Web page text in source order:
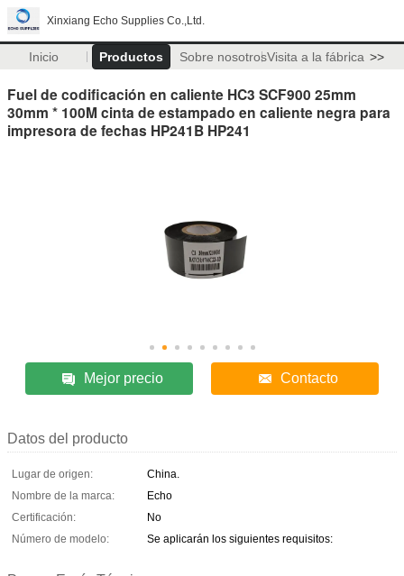
Xinxiang Echo Supplies Co.,Ltd.
Inicio Productos Sobre nosotrosVisita a la fábrica >>
Fuel de codificación en caliente HC3 SCF900 25mm
30mm * 100M cinta de estampado en caliente negra para
impresora de fechas HP241B HP241
Mejor precio Contacto
Datos del producto
Lugar de origen:
China.
Nombre de la marca:
Echo
Certificación:
No
Número de modelo:
Se aplicarán los siguientes requisitos: